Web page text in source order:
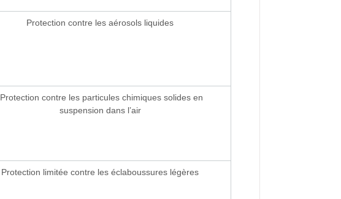
Protection contre les aérosols liquides
Protection contre les particules chimiques solides en
suspension dans l’air
Protection limitée contre les éclaboussures légères